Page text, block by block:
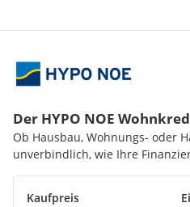
Der HYPO NOE
Ob Hausbau, Wohnungs- oder
unverbindlich, wie Ihre
Kaufpreis